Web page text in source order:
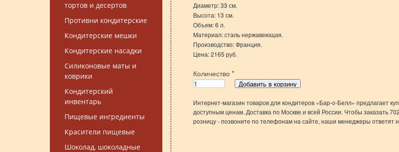
тортов и десертов
Противни кондитерские
Кондитерские мешки
Кондитерские насадки
Силиконовые маты и
коврики
Кондитерский
инвентарь
Пищевые ингредиенты
Красители пищевые
Шоколад, шоколадные
Диаметр: 33 см.
Высота: 13 см.
Объем: 6 л.
Материал: сталь нержавеющая.
Производство: Франция.
Цена: 2165 руб.
Количество *
Интернет-магазин товаров для кондитеров «Бар-о-Белл» предлагает
доступным ценам. Доставка по Москве и всей России. Чтобы заказать
розницу - позвоните по телефонам на сайте, наши менеджеры ответят